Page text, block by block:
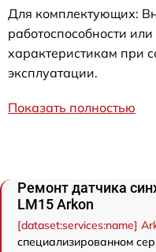
Для комплектующих:
работоспособности
характеристикам при
эксплуатации.
Показать полностью
Ремонт датчика
LM15 Arkon
[dataset:services:name]
специализированном